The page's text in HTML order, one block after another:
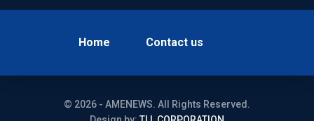
Home Contact us
© 2026 - AMENEWS. All Rights Reserved.